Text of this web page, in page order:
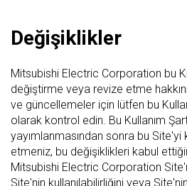
Değişiklikler
Mitsubishi Electric Corporation bu
değiştirme veya revize etme
ve güncellemeler için lütfen bu
olarak kontrol edin. Bu Kullanım
yayımlanmasından sonra bu
etmeniz, bu değişiklikleri kabul
Mitsubishi Electric Corporation
Site'nin kullanılabilirliğini veya